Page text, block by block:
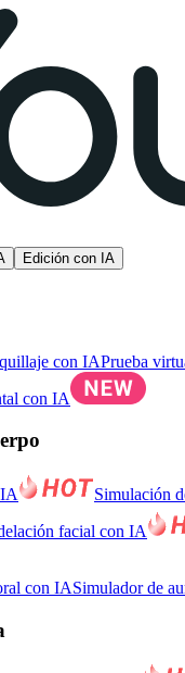
Edición con IA
con IAPrueba
con IA
Simulación
facial con IA
con IASimulador de